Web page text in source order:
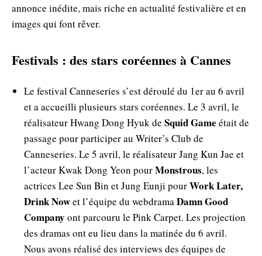
annonce inédite, mais riche en actualité festivalière et en
images qui font rêver.
Festivals : des stars coréennes à Cannes
Le festival Canneseries s’est déroulé du 1er au 6 avril
et a accueilli plusieurs stars coréennes. Le 3 avril, le
réalisateur Hwang Dong Hyuk de Squid Game était de
passage pour participer au Writer’s Club de
Canneseries. Le 5 avril, le réalisateur Jang Kun Jae et
l’acteur Kwak Dong Yeon pourMonstrous, les
actrices Lee Sun Bin et Jung Eunji pourWork Later,
Drink Nowet l’équipe du webdrama Damn Good
Company ont parcouru le Pink Carpet. Les projection
des dramas ont eu lieu dans la matinée du 6 avril.
Nous avons réalisé des interviews des équipes de